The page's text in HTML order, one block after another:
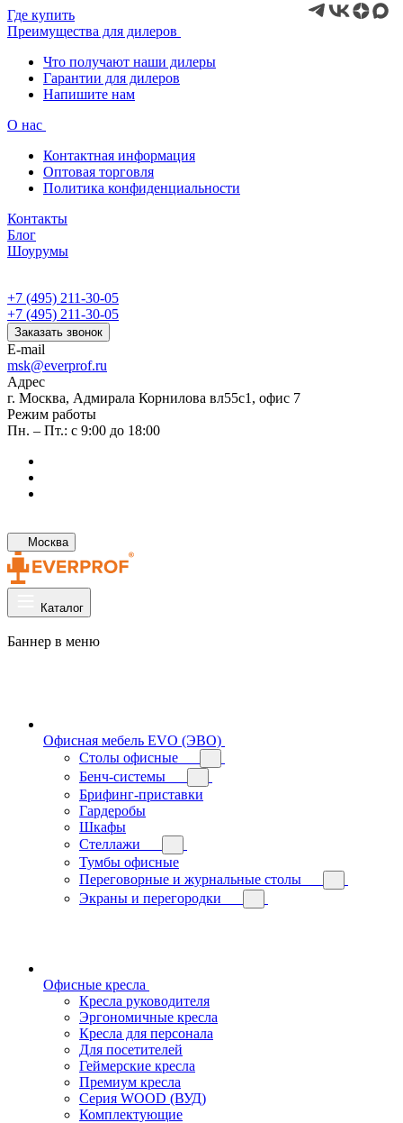
Где купить
Преимущества для дилеров
Что получают наши дилеры
Гарантии для дилеров
Напишите нам
О нас
Контактная информация
Оптовая торговля
Политика конфиденциальности
Контакты
Блог
Шоурумы
+7 (495) 211-30-05
+7 (495) 211-30-05
Заказать звонок
E-mail
msk@everprof.ru
Адрес
г. Москва, Адмирала Корнилова вл55с1, офис 7
Режим работы
Пн. – Пт.: с 9:00 до 18:00
Москва
Каталог
Баннер в меню
Офисная мебель EVO (ЭВО)
Cтолы офисные
Бенч-системы
Брифинг-приставки
Гардеробы
Шкафы
Стеллажи
Тумбы офисные
Переговорные и журнальные столы
Экраны и перегородки
Офисные кресла
Кресла руководителя
Эргономичные кресла
Кресла для персонала
Для посетителей
Геймерские кресла
Премиум кресла
Серия WOOD (ВУД)
Комплектующие